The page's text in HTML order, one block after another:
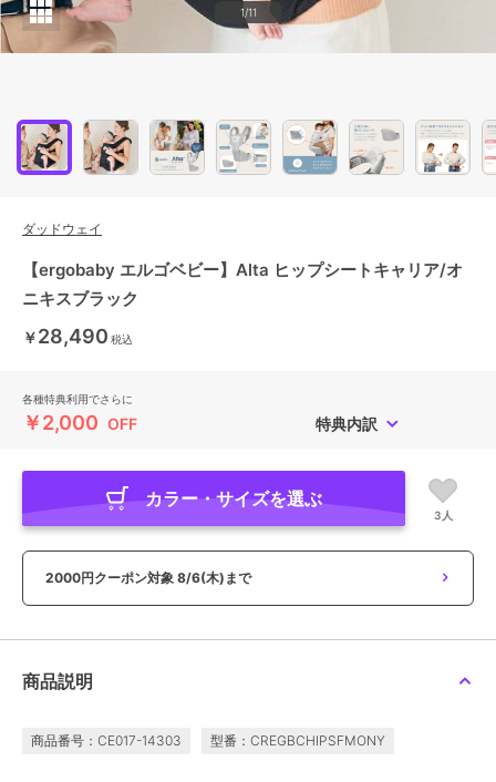
1/11
ダッドウェイ
【ergobaby エルゴベビー】Alta ヒップシートキャリア/オ
ニキスブラック
￥28,490 税込
各種特典利用でさらに
￥2,000 OFF 特典内訳
カラー・サイズを選ぶ
3人
2000円クーポン対象 8/6(木)まで
商品説明
商品番号：CE017-14303 型番：CREGBCHIPSFMONY